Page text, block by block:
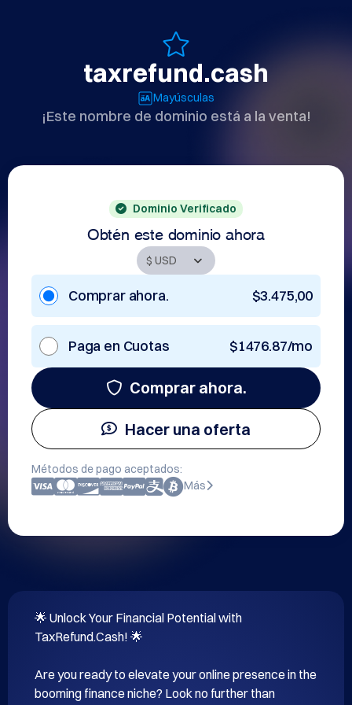
taxrefund.cash
Mayúsculas
¡Este nombre de dominio está a la venta!
Dominio Verificado
Obtén este dominio ahora
Comprar ahora. $3.475,00
Paga en Cuotas $1476.87/mo
Comprar ahora.
Hacer una oferta
Métodos de pago aceptados:
Más
🌟 Unlock Your Financial Potential with
TaxRefund.Cash! 🌟
Are you ready to elevate your online presence in the
booming finance niche? Look no further than